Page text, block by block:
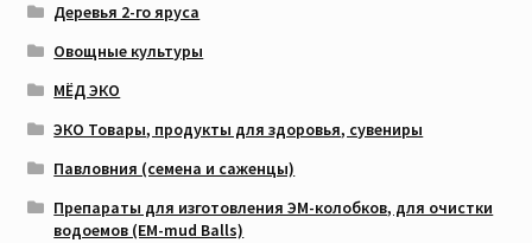
Деревья 2-го яруса
Овощные культуры
МЁД ЭКО
ЭКО Товары, продукты для здоровья, сувениры
Павловния (семена и саженцы)
Препараты для изготовления ЭМ-колобков, для очистки
водоемов (EM-mud Balls)